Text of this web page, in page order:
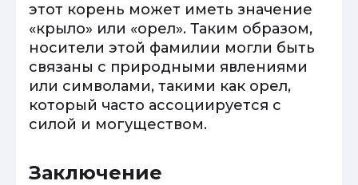
этот корень может иметь значение
«крыло» или «орел». Таким образом,
носители этой фамилии могли быть
связаны с природными явлениями
или символами, такими как орел,
который часто ассоциируется с
силой и могуществом.
Заключение